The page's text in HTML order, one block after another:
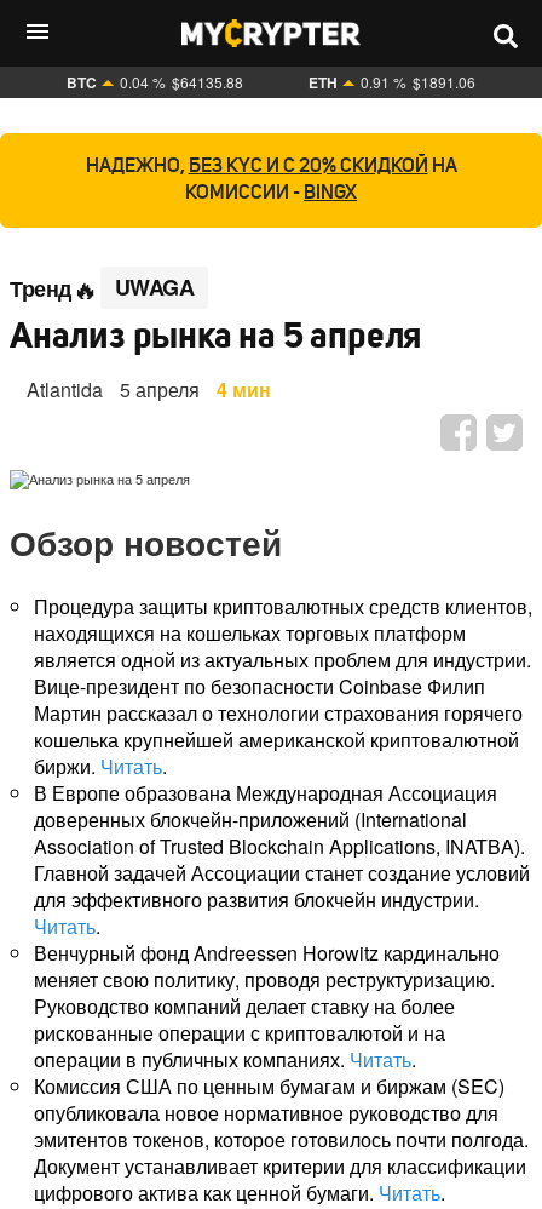
BTC 0.04 % $64135.88 ETH 0.91 % $1891.06
НАДЕЖНО, БЕЗ KYC И С 20% СКИДКОЙ НА
КОМИССИИ - BINGX
Тренд UWAGA
Анализ рынка на 5 апреля
Atlantida 5 апреля 4 мин
Обзор новостей
Процедура защиты криптовалютных средств клиентов,
находящихся на кошельках торговых платформ
является одной из актуальных проблем для индустрии.
Вице-президент по безопасности Coinbase Филип
Мартин рассказал о технологии страхования горячего
кошелька крупнейшей американской криптовалютной
биржи. Читать.
В Европе образована Международная Ассоциация
доверенных блокчейн-приложений (International
Association of Trusted Blockchain Applications, INATBA).
Главной задачей Ассоциации станет создание условий
для эффективного развития блокчейн индустрии.
Читать.
Венчурный фонд Andreessen Horowitz кардинально
меняет свою политику, проводя реструктуризацию.
Руководство компаний делает ставку на более
рискованные операции с криптовалютой и на
операции в публичных компаниях. Читать.
Комиссия США по ценным бумагам и биржам (SEC)
опубликовала новое нормативное руководство для
эмитентов токенов, которое готовилось почти полгода.
Документ устанавливает критерии для классификации
цифрового актива как ценной бумаги. Читать.